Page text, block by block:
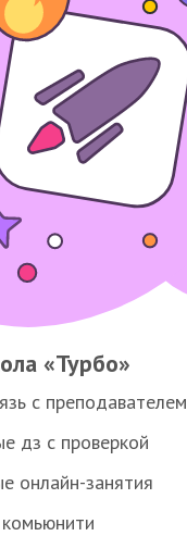
«Турбо»
с преподавателем
дз с проверкой
онлайн-занятия